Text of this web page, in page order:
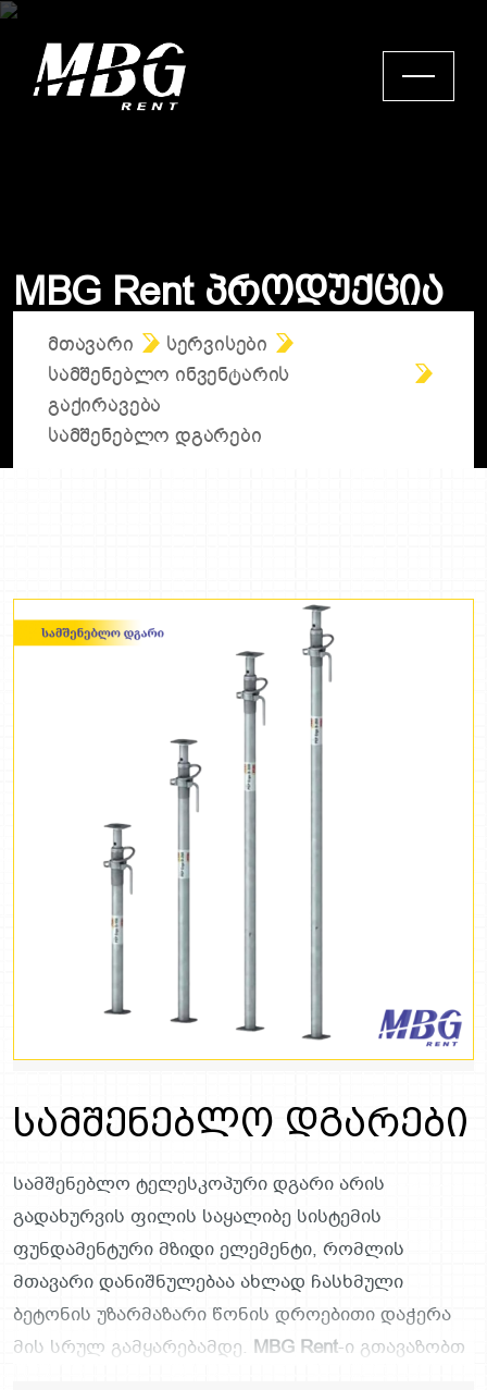
M BG Rent Პროდუქცია
ᲛᲗᲐᲕᲐᲠᲘ
ᲡᲔᲠᲕᲘᲡᲔᲑᲘ
ᲡᲐᲛᲨᲔᲜᲔᲑᲚᲝ ᲘᲜᲕᲔᲜᲢᲐᲠᲘᲡ
ᲒᲐᲥᲘᲠᲐᲕᲔᲑᲐ
ᲡᲐᲛᲨᲔᲜᲔᲑᲚᲝ ᲓᲒᲐᲠᲔᲑᲘ
სამშენებლო დგარები
სამშენებლო ტელესკოპური დგარი არის
გადახურვის ფილის საყალიბე სისტემის
ფუნდამენტური მზიდი ელემენტი, რომლის
მთავარი დანიშნულებაა ახლად ჩასხმული
ბეტონის უზარმაზარი წონის დროებითი დაჭერა
მის სრულ გამყარებამდე. MBG Rent-ი გთავაზობთ